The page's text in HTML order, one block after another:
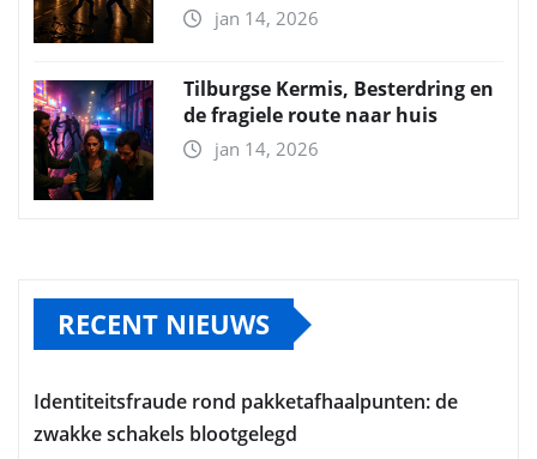
jan 14, 2026
Tilburgse Kermis, Besterdring en
de fragiele route naar huis
jan 14, 2026
RECENT NIEUWS
Identiteitsfraude rond pakketafhaalpunten: de
zwakke schakels blootgelegd